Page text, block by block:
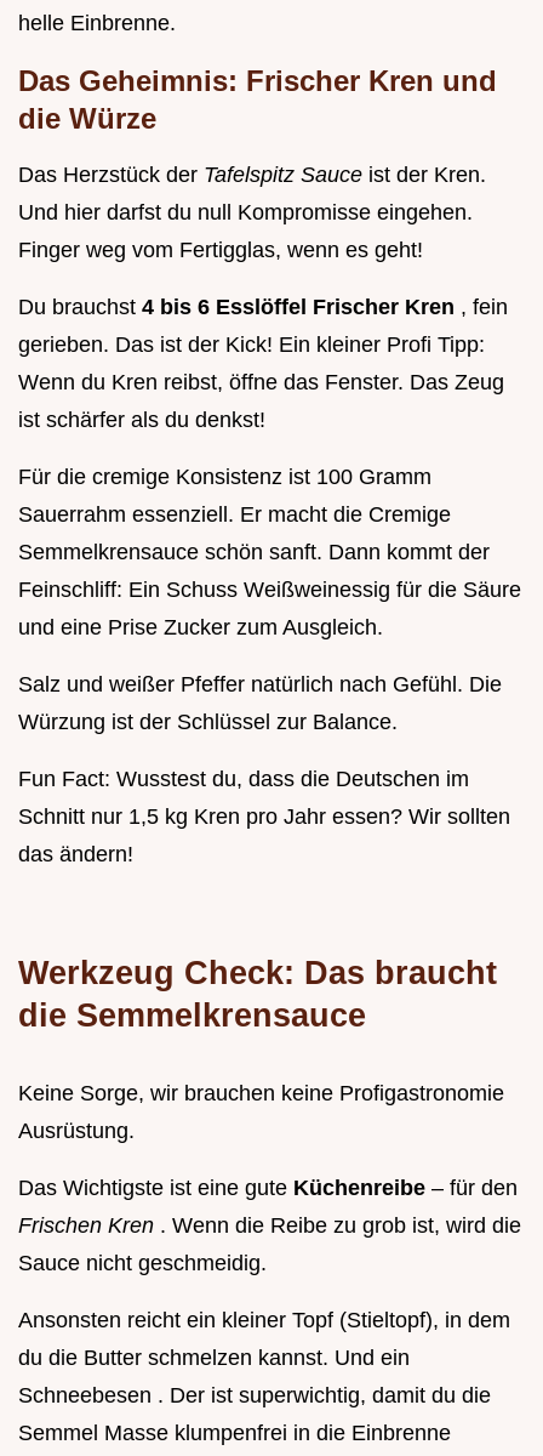
helle Einbrenne.
Das Geheimnis: Frischer Kren und
die Würze
Das Herzstück der Tafelspitz Sauce ist der Kren.
Und hier darfst du null Kompromisse eingehen.
Finger weg vom Fertigglas, wenn es geht!
Du brauchst 4 bis 6 Esslöffel Frischer Kren , fein
gerieben. Das ist der Kick! Ein kleiner Profi Tipp:
Wenn du Kren reibst, öffne das Fenster. Das Zeug
ist schärfer als du denkst!
Für die cremige Konsistenz ist 100 Gramm
Sauerrahm essenziell. Er macht die Cremige
Semmelkrensauce schön sanft. Dann kommt der
Feinschliff: Ein Schuss Weißweinessig für die Säure
und eine Prise Zucker zum Ausgleich.
Salz und weißer Pfeffer natürlich nach Gefühl. Die
Würzung ist der Schlüssel zur Balance.
Fun Fact: Wusstest du, dass die Deutschen im
Schnitt nur 1,5 kg Kren pro Jahr essen? Wir sollten
das ändern!
Werkzeug Check: Das braucht
die Semmelkrensauce
Keine Sorge, wir brauchen keine Profigastronomie
Ausrüstung.
Das Wichtigste ist eine gute Küchenreibe – für den
Frischen Kren . Wenn die Reibe zu grob ist, wird die
Sauce nicht geschmeidig.
Ansonsten reicht ein kleiner Topf (Stieltopf), in dem
du die Butter schmelzen kannst. Und ein
Schneebesen . Der ist superwichtig, damit du die
Semmel Masse klumpenfrei in die Einbrenne